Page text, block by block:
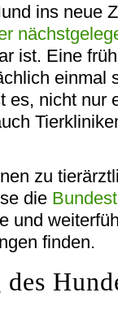
ins neue
ist. Eine
einmal
es, nicht nur
zu
die
und
finden.